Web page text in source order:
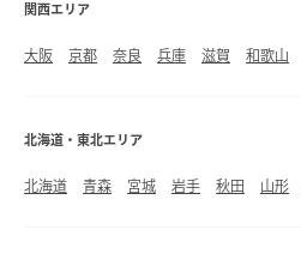
関西エリア
大阪 京都 奈良 兵庫 滋賀 和歌山
北海道・東北エリア
北海道 青森 宮城 岩手 秋田 山形